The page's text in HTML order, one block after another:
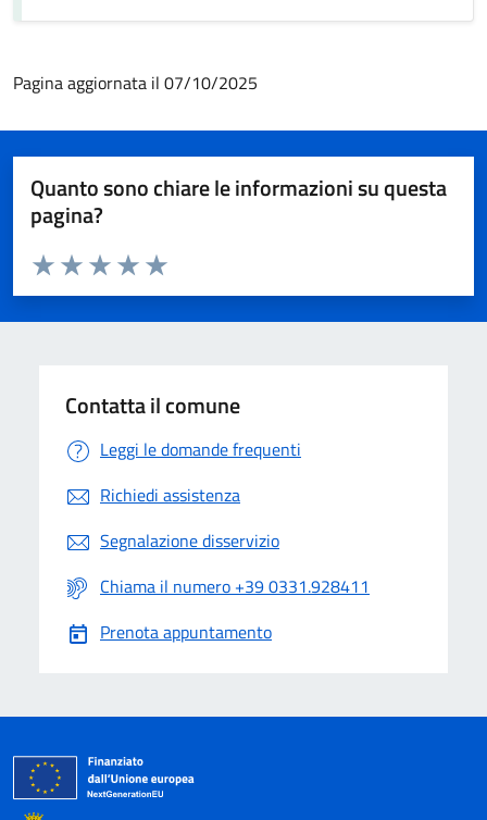
Pagina aggiornata il 07/10/2025
Quanto sono chiare le informazioni su questa
pagina?
Valuta da 1 a 5 stelle la pagina
Valuta 5 stelle su 5
Valuta 4 stelle su 5
Valuta 3 stelle su 5
Valuta 2 stelle su 5
Valuta 1 stelle su 5
Contatta il comune
Leggi le domande frequenti
Richiedi assistenza
Segnalazione disservizio
Chiama il numero +39 0331.928411
Prenota appuntamento